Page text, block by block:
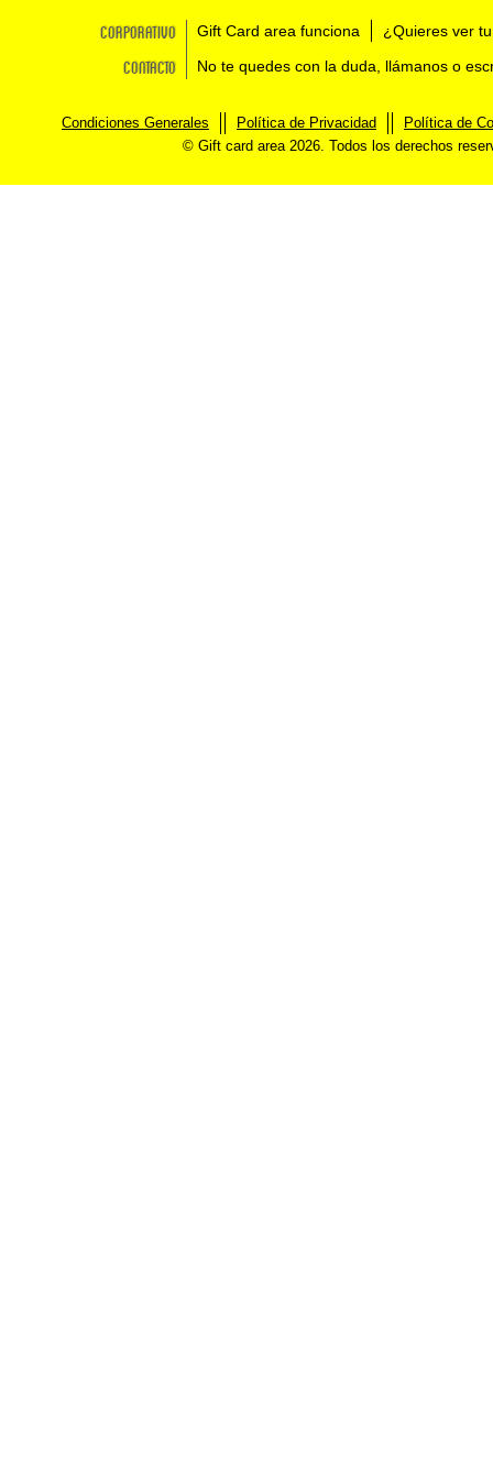
Corporativo Gift Card area funciona ¿Quieres ver
Contacto No te quedes con la duda, llámanos o
Condiciones Generales Política de Privacidad
Política de
© Gift card area 2026. Todos los derechos